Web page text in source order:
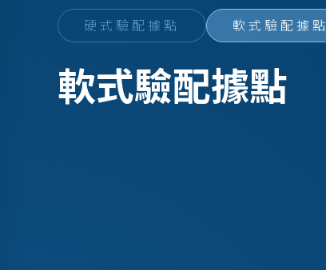
硬式驗配據點 軟式驗配據點
軟式驗配據點